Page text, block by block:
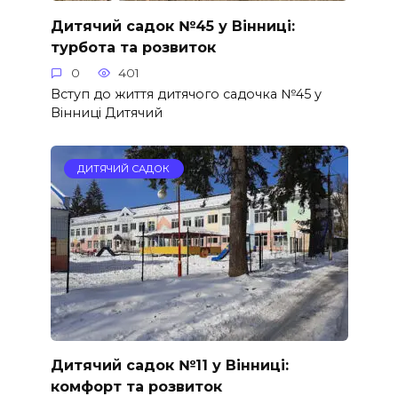
Дитячий садок №45 у Вінниці:
турбота та розвиток
0 401
Вступ до життя дитячого садочка №45 у
Вінниці Дитячий
ДИТЯЧИЙ САДОК
Дитячий садок №11 у Вінниці:
комфорт та розвиток